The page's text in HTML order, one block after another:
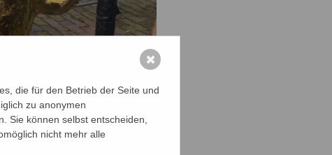
die für den Betrieb der Seite und
zu anonymen
Sie können selbst entscheiden,
nicht mehr alle
✖